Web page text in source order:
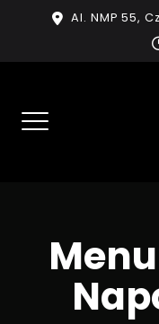
content
Al. NMP 55,